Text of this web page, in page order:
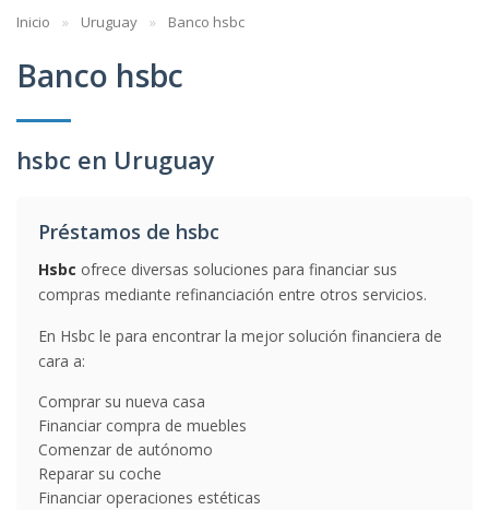
Inicio Uruguay Banco hsbc
Banco hsbc
hsbc en Uruguay
Préstamos de hsbc
Hsbc ofrece diversas soluciones para financiar sus
compras mediante refinanciación entre otros servicios.
En Hsbc le para encontrar la mejor solución financiera de
cara a:
Comprar su nueva casa
Financiar compra de muebles
Comenzar de autónomo
Reparar su coche
Financiar operaciones estéticas